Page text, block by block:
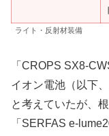
ライト・反射材装備
「CROPS SX8-
イオン電池（以下
と考えていたが、
「SERFAS e-